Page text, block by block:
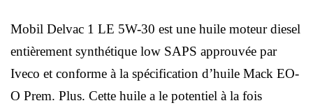
Mobil Delvac 1 LE 5W-30 est une huile moteur diesel
entièrement synthétique low SAPS approuvée par
Iveco et conforme à la spécification d’huile Mack EO-
O Prem. Plus. Cette huile a le potentiel à la fois